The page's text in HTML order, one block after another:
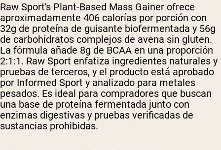
Raw Sport's Plant-Based Mass Gainer ofrece
aproximadamente 406 calorías por porción con
32g de proteína de guisante biofermentada y 56g
de carbohidratos complejos de avena sin gluten.
La fórmula añade 8g de BCAA en una proporción
2:1:1. Raw Sport enfatiza ingredientes naturales y
pruebas de terceros, y el producto está aprobado
por Informed Sport y analizado para metales
pesados. Es ideal para compradores que buscan
una base de proteína fermentada junto con
enzimas digestivas y pruebas verificadas de
sustancias prohibidas.